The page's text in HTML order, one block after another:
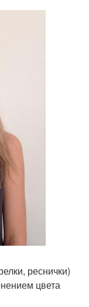
реснички)
цвета